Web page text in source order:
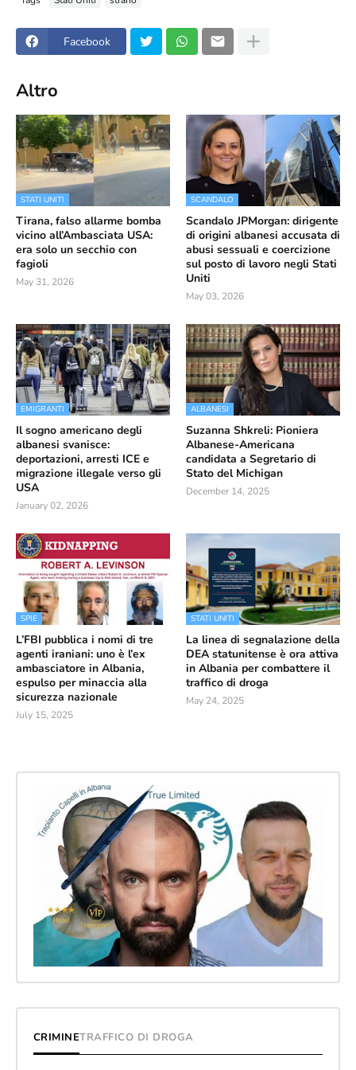
Facebook
Altro
STATI UNITI
Tirana, falso allarme bomba
vicino all’Ambasciata USA:
era solo un secchio con
fagioli
May 31, 2026
SCANDALO
Scandalo JPMorgan: dirigente
di origini albanesi accusata di
abusi sessuali e coercizione
sul posto di lavoro negli Stati
Uniti
May 03, 2026
EMIGRANTI
Il sogno americano degli
albanesi svanisce:
deportazioni, arresti ICE e
migrazione illegale verso gli
USA
January 02, 2026
ALBANESI
Suzanna Shkreli: Pioniera
Albanese-Americana
candidata a Segretario di
Stato del Michigan
December 14, 2025
SPIE
L’FBI pubblica i nomi di tre
agenti iraniani: uno è l’ex
ambasciatore in Albania,
espulso per minaccia alla
sicurezza nazionale
July 15, 2025
STATI UNITI
La linea di segnalazione della
DEA statunitense è ora attiva
in Albania per combattere il
traffico di droga
May 24, 2025
CRIMINETRAFFICO DI DROGA